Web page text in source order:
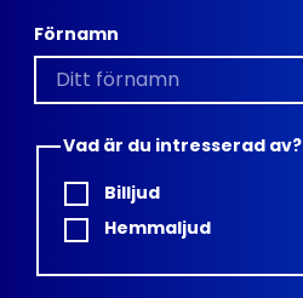
Förnamn
Vad är du intresserad av?
Billjud
Hemmaljud